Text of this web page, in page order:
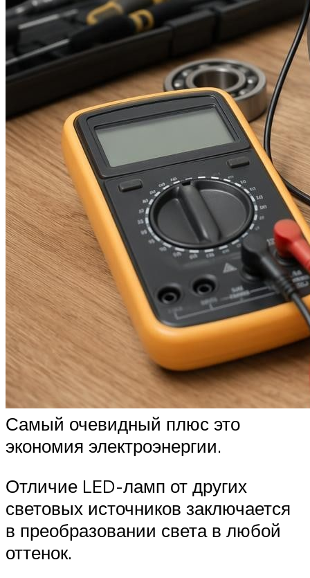
Самый очевидный плюс это
экономия электроэнергии.
Отличие LED-ламп от других
световых источников заключается
в преобразовании света в любой
оттенок.